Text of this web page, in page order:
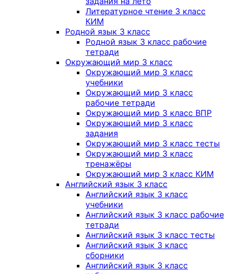
Литературное чтение 3 класс
КИМ
Родной язык 3 класс
Родной язык 3 класс рабочие
тетради
Окружающий мир 3 класс
Окружающий мир 3 класс
учебники
Окружающий мир 3 класс
рабочие тетради
Окружающий мир 3 класс ВПР
Окружающий мир 3 класс
задания
Окружающий мир 3 класс тесты
Окружающий мир 3 класс
тренажёры
Окружающий мир 3 класс КИМ
Английский язык 3 класс
Английский язык 3 класс
учебники
Английский язык 3 класс рабочие
тетради
Английский язык 3 класс тесты
Английский язык 3 класс
сборники
Английский язык 3 класс